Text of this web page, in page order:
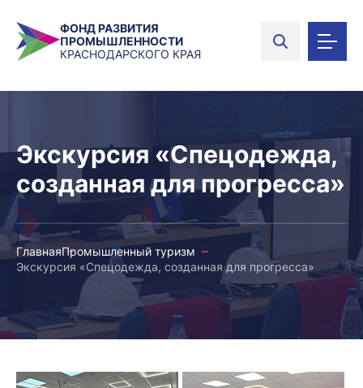
ФОНД РАЗВИТИЯ
ПРОМЫШЛЕННОСТИ
КРАСНОДАРСКОГО КРАЯ
Экскурсия «Спецодежда,
созданная для прогресса»
ГлавнаяПромышленный туризм
Экскурсия «Спецодежда, созданная для прогресса»